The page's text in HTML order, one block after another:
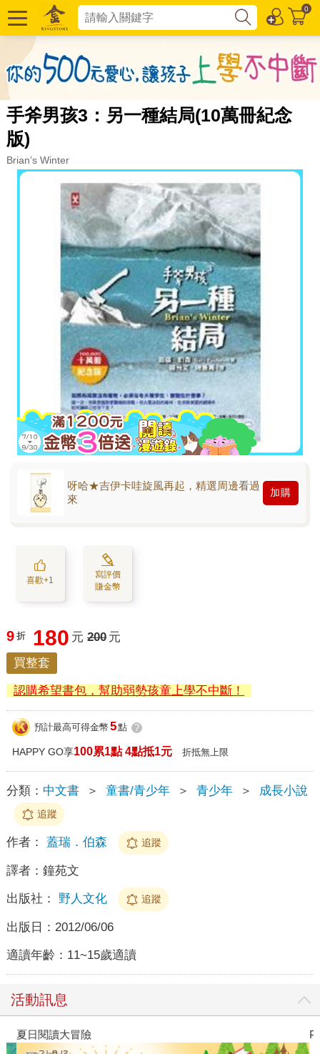
0
手斧男孩3：另一種結局(10萬冊紀念
版)
Brian’s Winter
呀哈★吉伊卡哇旋風再起，精選周邊看過
來
加購
喜歡+1
寫評價
賺金幣
9 折 180 元 200 元
買整套
認購希望書包，幫助弱勢孩童上學不中斷！
預計最高可得金幣 5點 ?
HAPPY GO享100累1點 4點抵1元 折抵無上限
分類： 中文書 ＞ 童書/青少年 ＞ 青少年 ＞ 成長小說
追蹤
作者： 蓋瑞．伯森 追蹤
譯者： 鐘苑文
出版社： 野人文化 追蹤
出版日： 2012/06/06
適讀年齡： 11~15歲適讀
活動訊息
夏日閱讀大冒險